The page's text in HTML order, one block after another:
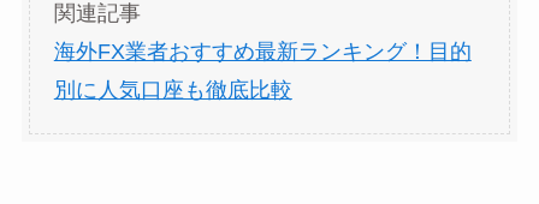
関連記事
海外FX業者おすすめ最新ランキング！目的
別に人気口座も徹底比較